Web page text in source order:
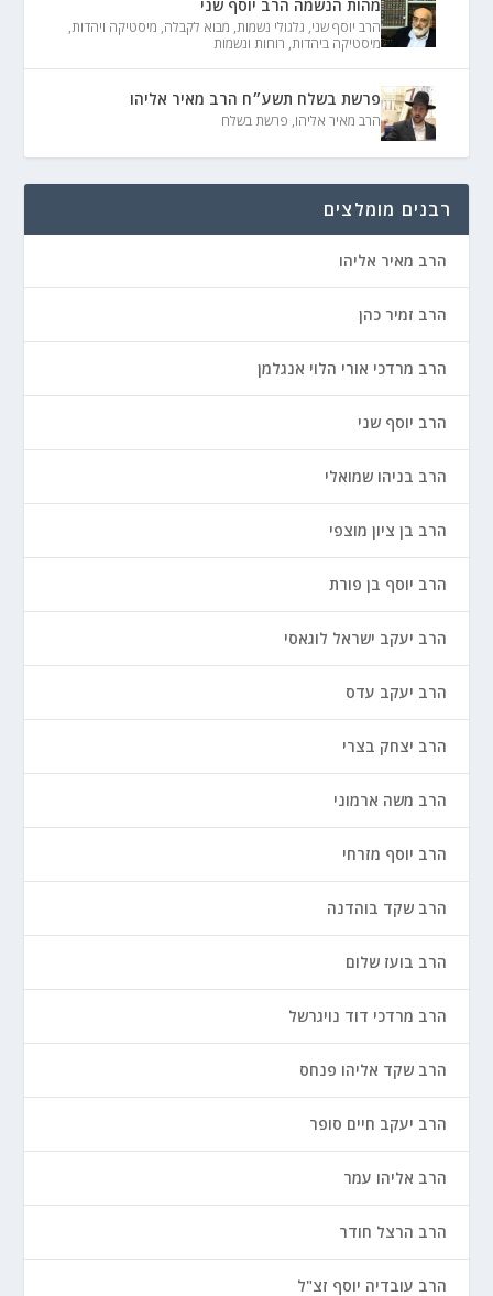
מהות הנשמה הרב יוסף שני
הרב יוסף שני, גלגולי נשמות, מבוא לקבלה, מיסטיקה ויהדות,
מיסטיקה ביהדות, רוחות ונשמות
פרשת בשלח תשע״ח הרב מאיר אליהו
הרב מאיר אליהו, פרשת בשלח
רבנים מומלצים
הרב מאיר אליהו
הרב זמיר כהן
הרב מרדכי אורי הלוי אנגלמן
הרב יוסף שני
הרב בניהו שמואלי
הרב בן ציון מוצפי
הרב יוסף בן פורת
הרב יעקב ישראל לוגאסי
הרב יעקב עדס
הרב יצחק בצרי
הרב משה ארמוני
הרב יוסף מזרחי
הרב שקד בוהדנה
הרב בועז שלום
הרב מרדכי דוד נויגרשל
הרב שקד אליהו פנחס
הרב יעקב חיים סופר
הרב אליהו עמר
הרב הרצל חודר
הרב עובדיה יוסף זצ"ל